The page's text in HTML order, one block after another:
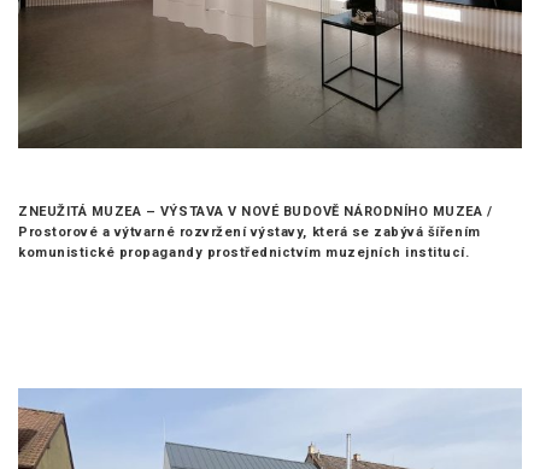
ZNEUŽITÁ MUZEA – VÝSTAVA V NOVÉ BUDOVĚ NÁRODNÍHO MUZEA /
Prostorové a výtvarné rozvržení výstavy, která se zabývá šířením
komunistické propagandy prostřednictvím muzejních institucí.